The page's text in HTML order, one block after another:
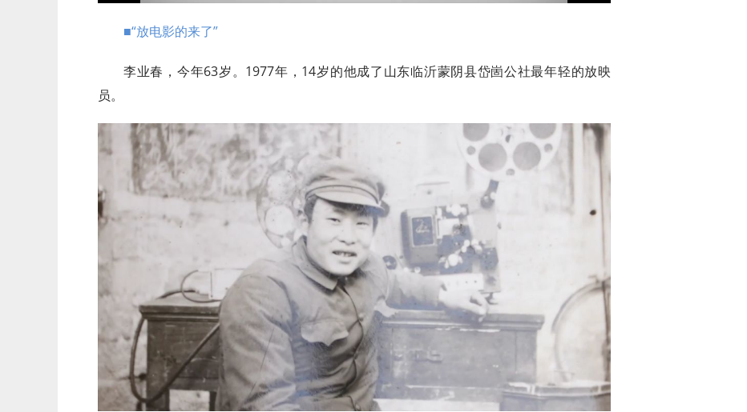
■“放电影的来了”
李业春，今年63岁。1977年，14岁的他成了山东临沂蒙阴县岱崮公社最年轻的放映
员。